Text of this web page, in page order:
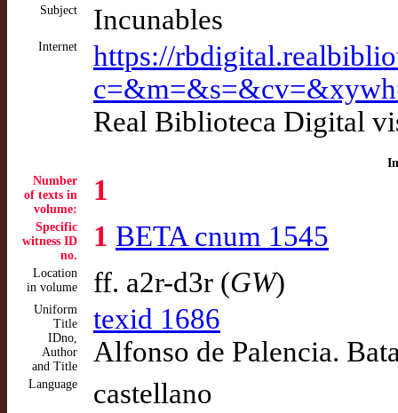
Subject Incunables
Internet
https://
Real Biblioteca Digital
Number
of texts in
volume:
1
Specific
witness ID
no.
1 BETA cnum 1545
Location
in volume
ff. a2r-d3r (GW)
Uniform
Title
IDno,
Author
and Title
texid 1686
Alfonso de Palencia.
Language castellano